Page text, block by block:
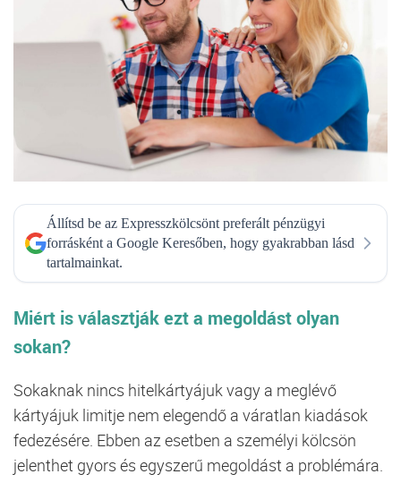
Állítsd be az Expresszkölcsönt preferált pénzügyi
forrásként a Google Keresőben, hogy gyakrabban lásd
tartalmainkat.
Miért is választják ezt a megoldást olyan
sokan?
Sokaknak nincs hitelkártyájuk vagy a meglévő
kártyájuk limitje nem elegendő a váratlan kiadások
fedezésére. Ebben az esetben a személyi kölcsön
jelenthet gyors és egyszerű megoldást a problémára.